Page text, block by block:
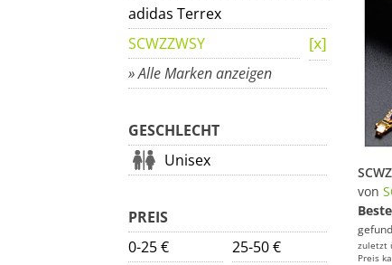
adidas Terrex
SCWZZWSY
» Alle Marken anzeigen
GESCHLECHT
Unisex
PREIS
0-25 €
25-50 €
von
zuletzt
Preis